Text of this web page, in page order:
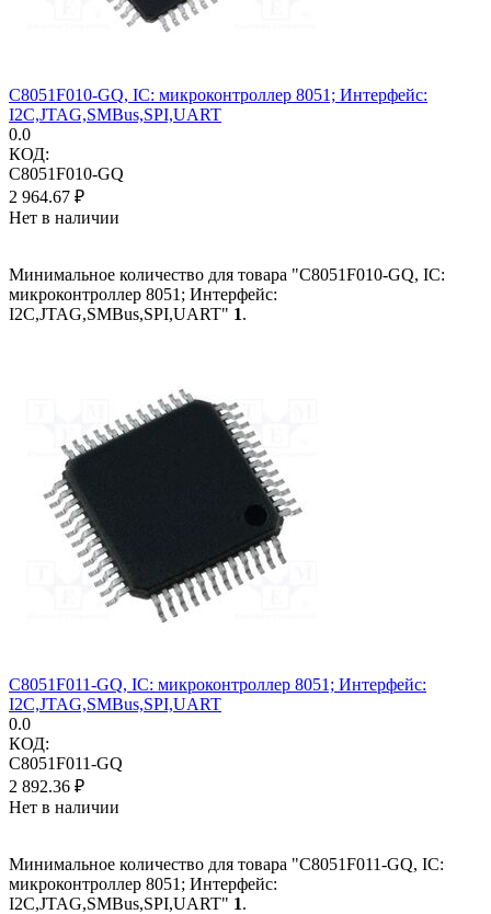
C8051F010-GQ, IC: микроконтроллер 8051; Интерфейс:
I2C,JTAG,SMBus,SPI,UART
0.0
КОД:
C8051F010-GQ
2 964.67 ₽
Нет в наличии
Минимальное количество для товара "C8051F010-GQ, IC:
микроконтроллер 8051; Интерфейс:
I2C,JTAG,SMBus,SPI,UART" 1.
C8051F011-GQ, IC: микроконтроллер 8051; Интерфейс:
I2C,JTAG,SMBus,SPI,UART
0.0
КОД:
C8051F011-GQ
2 892.36 ₽
Нет в наличии
Минимальное количество для товара "C8051F011-GQ, IC:
микроконтроллер 8051; Интерфейс:
I2C,JTAG,SMBus,SPI,UART" 1.